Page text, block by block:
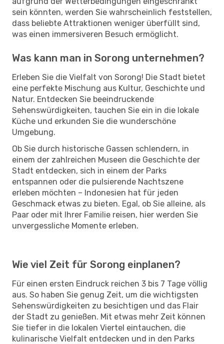
sein könnten, werden Sie wahrscheinlich feststellen,
dass beliebte Attraktionen weniger überfüllt sind,
was einen immersiveren Besuch ermöglicht.
Was kann man in Sorong unternehmen?
Erleben Sie die Vielfalt von Sorong! Die Stadt bietet
eine perfekte Mischung aus Kultur, Geschichte und
Natur. Entdecken Sie beeindruckende
Sehenswürdigkeiten, tauchen Sie ein in die lokale
Küche und erkunden Sie die wunderschöne
Umgebung.
Ob Sie durch historische Gassen schlendern, in
einem der zahlreichen Museen die Geschichte der
Stadt entdecken, sich in einem der Parks
entspannen oder die pulsierende Nachtszene
erleben möchten – Indonesien hat für jeden
Geschmack etwas zu bieten. Egal, ob Sie alleine, als
Paar oder mit Ihrer Familie reisen, hier werden Sie
unvergessliche Momente erleben.
Wie viel Zeit für Sorong einplanen?
Für einen ersten Eindruck reichen 3 bis 7 Tage völlig
aus. So haben Sie genug Zeit, um die wichtigsten
Sehenswürdigkeiten zu besichtigen und das Flair
der Stadt zu genießen. Mit etwas mehr Zeit können
Sie tiefer in die lokalen Viertel eintauchen, die
kulinarische Vielfalt entdecken und in den Parks